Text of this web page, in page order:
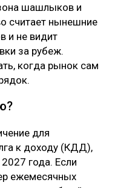
шашлыков и
считает нынешние
и не видит
за рубеж.
когда рынок сам
для
к доходу (КДД),
года. Если
ежемесячных